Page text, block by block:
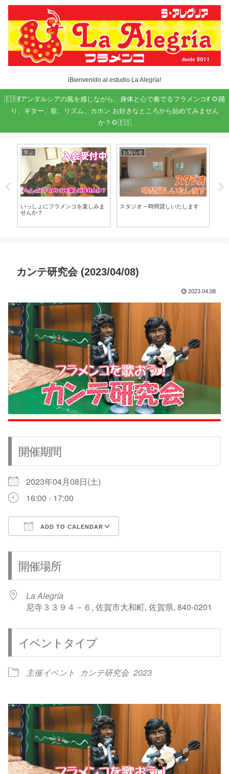
iBienvenido al estudio La Alegría!
🇪🇸💃アンダルシアの風を感じながら、身体と心で奏でるフラメンコ💃 🌻踊
り、ギター、歌、リズム、カホン お好きなところから始めてみません
か？🌻🇪🇸
学ぶ
いっしょにフラメンコを楽しみま
せんか？
お知らせ
スタジオ – 時間貸しいたします
カンテ研究会 (2023/04/08)
2023.04.08
開催期間
2023年04月08日(土)
16:00 - 17:00
ADD TO CALENDAR
開催場所
La Alegría
尼寺３３９４－６, 佐賀市大和町, 佐賀県, 840-0201
イベントタイプ
主催イベント カンテ研究会 2023